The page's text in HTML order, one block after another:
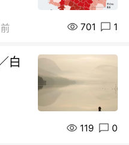
701 1
白
119 0